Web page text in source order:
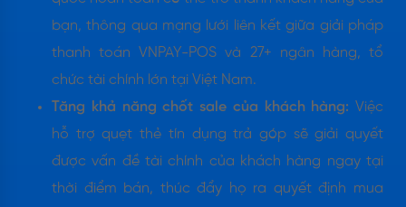
bạn, thông qua mạng lưới liên kết giữa giải pháp
thanh toán VNPAY-POS và 27+ ngân hàng, tổ
chức tài chính lớn tại Việt Nam.
Tăng khả năng chốt sale của khách hàng: Việc
hỗ trợ quẹt thẻ tín dụng trả góp sẽ giải quyết
được vấn đề tài chính của khách hàng ngay tại
thời điểm bán, thúc đẩy họ ra quyết định mua